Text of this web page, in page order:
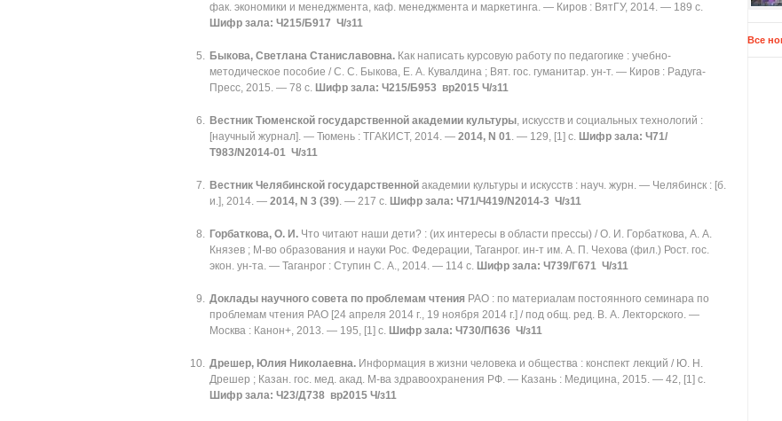
фак. экономики и менеджмента, каф. менеджмента и маркетинга. — Киров : ВятГУ, 2014. — 189 с.
Шифр зала: Ч215/Б917 Ч/з11
Быкова, Светлана Станиславовна. Как написать курсовую работу по педагогике : учебно-
методическое пособие / С. С. Быкова, Е. А. Кувалдина ; Вят. гос. гуманитар. ун-т. — Киров : Радуга-
Пресс, 2015. — 78 с. Шифр зала: Ч215/Б953 вр2015 Ч/з11
Вестник Тюменской государственной академии культуры, искусств и социальных технологий :
[научный журнал]. — Тюмень : ТГАКИСТ, 2014. — 2014, N 01. — 129, [1] с. Шифр зала: Ч71/
Т983/N2014-01 Ч/з11
Вестник Челябинской государственной академии культуры и искусств : науч. журн. — Челябинск : [б.
и.], 2014. — 2014, N 3 (39). — 217 с. Шифр зала: Ч71/Ч419/N2014-3 Ч/з11
Горбаткова, О. И. Что читают наши дети? : (их интересы в области прессы) / О. И. Горбаткова, А. А.
Князев ; М-во образования и науки Рос. Федерации, Таганрог. ин-т им. А. П. Чехова (фил.) Рост. гос.
экон. ун-та. — Таганрог : Ступин С. А., 2014. — 114 с. Шифр зала: Ч739/Г671 Ч/з11
Доклады научного совета по проблемам чтения РАО : по материалам постоянного семинара по
проблемам чтения РАО [24 апреля 2014 г., 19 ноября 2014 г.] / под общ. ред. В. А. Лекторского. —
Москва : Канон+, 2013. — 195, [1] с. Шифр зала: Ч730/П636 Ч/з11
Дрешер, Юлия Николаевна. Информация в жизни человека и общества : конспект лекций / Ю. Н.
Дрешер ; Казан. гос. мед. акад. М-ва здравоохранения РФ. — Казань : Медицина, 2015. — 42, [1] с.
Шифр зала: Ч23/Д738 вр2015 Ч/з11
Все